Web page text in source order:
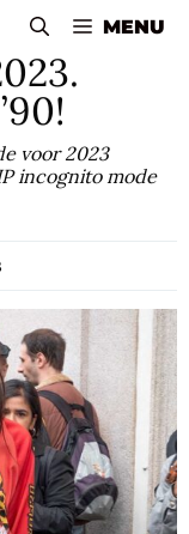
MENU
voor 2023
incognito mode